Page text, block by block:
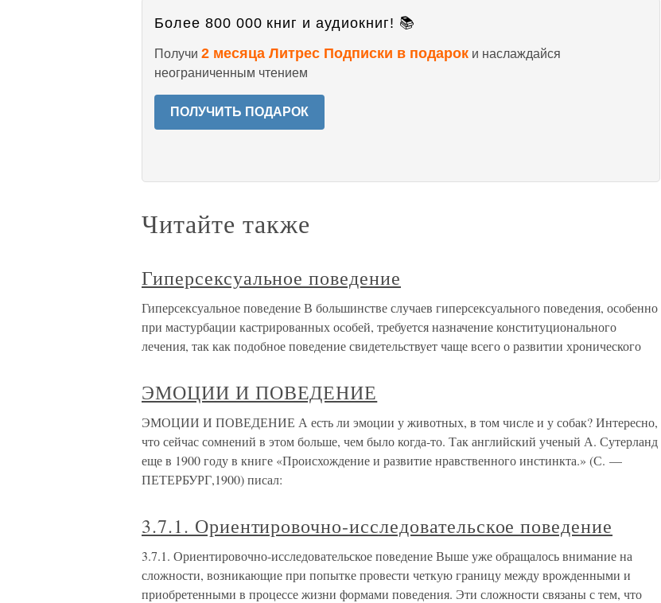
Более 800 000 книг и аудиокниг! 📚
Получи 2 месяца Литрес Подписки в подарок и наслаждайся
неограниченным чтением
ПОЛУЧИТЬ ПОДАРОК
Читайте также
Гиперсексуальное поведение
Гиперсексуальное поведение В большинстве случаев гиперсексуального поведения, особенно
при мастурбации кастрированных особей, требуется назначение конституционального
лечения, так как подобное поведение свидетельствует чаще всего о развитии хронического
ЭМОЦИИ И ПОВЕДЕНИЕ
ЭМОЦИИ И ПОВЕДЕНИЕ А есть ли эмоции у животных, в том числе и у собак? Интересно,
что сейчас сомнений в этом больше, чем было когда-то. Так английский ученый А. Сутерланд
еще в 1900 году в книге «Происхождение и развитие нравственного инстинкта.» (С. —
ПЕТЕРБУРГ,1900) писал:
3.7.1. Ориентировочно-исследовательское поведение
3.7.1. Ориентировочно-исследовательское поведение Выше уже обращалось внимание на
сложности, возникающие при попытке провести четкую границу между врожденными и
приобретенными в процессе жизни формами поведения. Эти сложности связаны с тем, что